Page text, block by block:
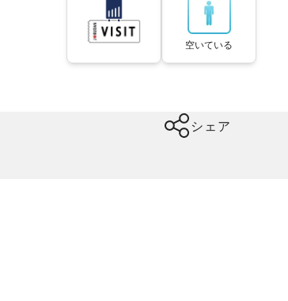
空いている
シェア